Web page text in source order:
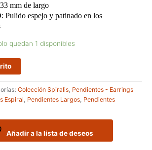
mm de largo
espejo y patinado en los
quedan 1 disponibles
Colección Spiralis, Pendientes - Earrings
Espiral, Pendientes Largos, Pendientes
Añadir a la lista de deseos